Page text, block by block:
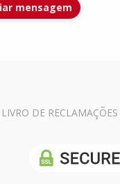
mensagem
LIVRO DE